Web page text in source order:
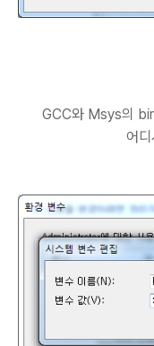
GCC와 Msys의
어